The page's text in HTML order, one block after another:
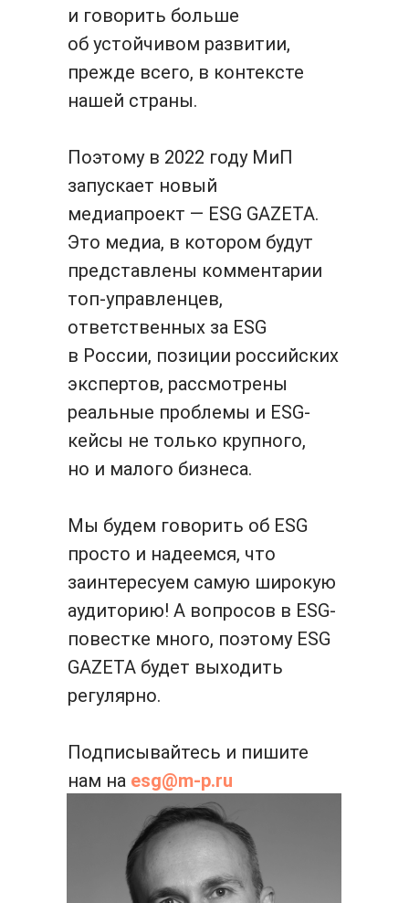
и говорить больше
об устойчивом развитии,
прежде всего, в контексте
нашей страны.
Поэтому в 2022 году МиП
запускает новый
медиапроект — ESG GAZETA.
Это медиа, в котором будут
представлены комментарии
топ-управленцев,
ответственных за ESG
в России, позиции российских
экспертов, рассмотрены
реальные проблемы и ESG-
кейсы не только крупного,
но и малого бизнеса.
Мы будем говорить об ESG
просто и надеемся, что
заинтересуем самую широкую
аудиторию! А вопросов в ESG-
повестке много, поэтому ESG
GAZETA будет выходить
регулярно.
Подписывайтесь и пишите
нам на esg@m-p.ru